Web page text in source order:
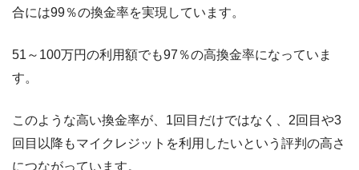
合には99％の換金率を実現しています。
51～100万円の利用額でも97％の高換金率になっていま
す。
このような高い換金率が、1回目だけではなく、2回目や3
回目以降もマイクレジットを利用したいという評判の高さ
につながっています。